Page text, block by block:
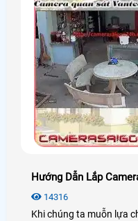
Hướng Dẫn Lắp
14316
Khi chúng ta muỗn lựa